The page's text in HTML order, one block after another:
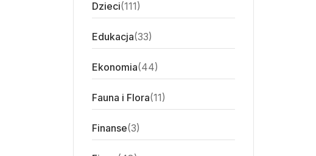
Dzieci(111)
Edukacja(33)
Ekonomia(44)
Fauna i Flora(11)
Finanse(3)